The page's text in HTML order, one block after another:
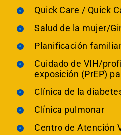
Quick Care / Quick
Salud de la mujer/
Planificación
Cuidado de VIH/
exposición (PrEP)
Clínica de la
Clínica pulmonar
Centro de Atención